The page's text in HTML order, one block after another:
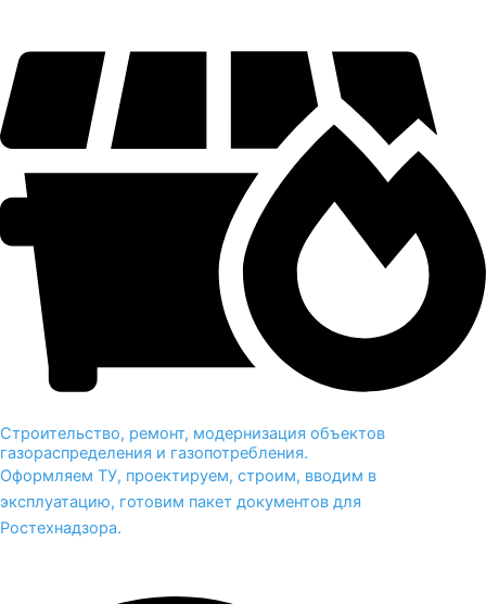
Строительство, ремонт, модернизация объектов
газораспределения и газопотребления.
Оформляем ТУ, проектируем, строим, вводим в
эксплуатацию, готовим пакет документов для
Ростехнадзора.